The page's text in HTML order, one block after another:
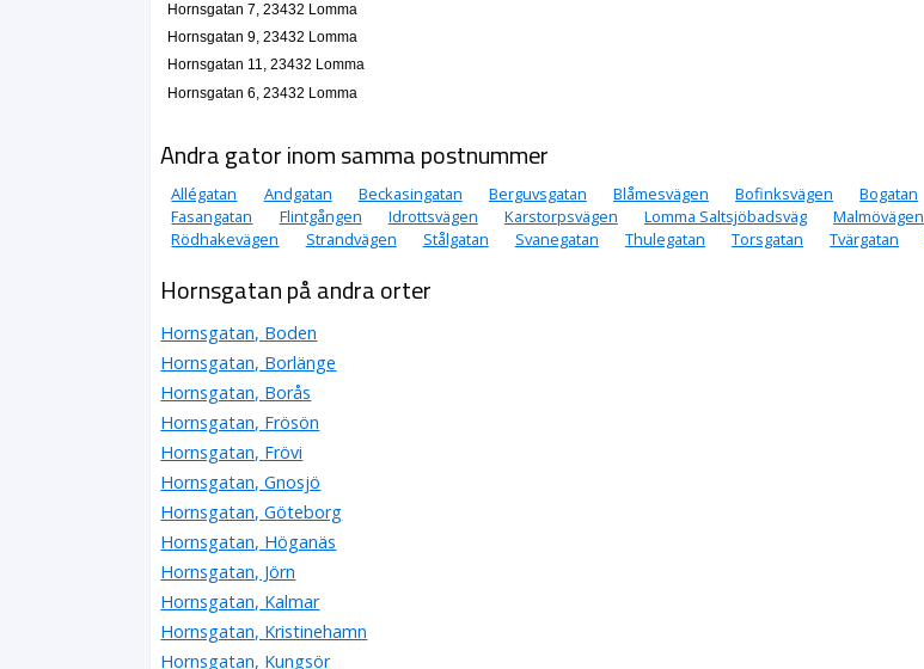
Hornsgatan 7, 23432 Lomma
Hornsgatan 9, 23432 Lomma
Hornsgatan 11, 23432 Lomma
Hornsgatan 6, 23432 Lomma
Andra gator inom samma postnummer
Allégatan Andgatan Beckasingatan Berguvsgatan Blåmesvägen Bofinksvägen Bogatan
Fasangatan
Flintgången Idrottsvägen Karstorpsvägen Lomma Saltsjöbadsväg Malmövägen
Rödhakevägen
Strandvägen Stålgatan Svanegatan Thulegatan Torsgatan Tvärgatan
Hornsgatan på andra orter
Hornsgatan, Boden
Hornsgatan, Borlänge
Hornsgatan, Borås
Hornsgatan, Frösön
Hornsgatan, Frövi
Hornsgatan, Gnosjö
Hornsgatan, Göteborg
Hornsgatan, Höganäs
Hornsgatan, Jörn
Hornsgatan, Kalmar
Hornsgatan, Kristinehamn
Hornsgatan, Kungsör